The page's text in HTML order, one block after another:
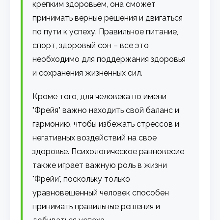
крепким здоровьем, она сможет
принимать верные решения и двигаться
по пути к успеху. Правильное питание,
спорт, здоровый сон – все это
необходимо для поддержания здоровья
и сохранения жизненных сил.
Кроме того, для человека по имени
"Фрейя" важно находить свой баланс и
гармонию, чтобы избежать стрессов и
негативных воздействий на свое
здоровье. Психологическое равновесие
также играет важную роль в жизни
"Фрейи", поскольку только
уравновешенный человек способен
принимать правильные решения и